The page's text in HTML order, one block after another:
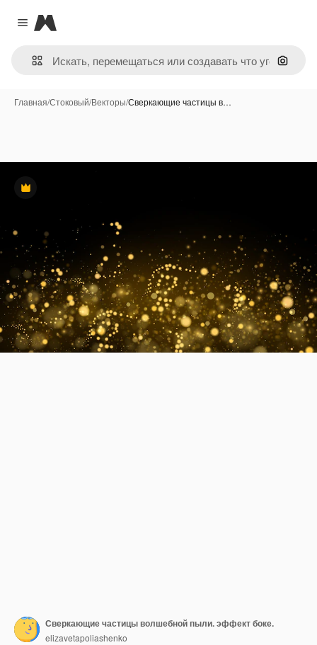
Close menu
Magnific
Поиск
Главная/Стоковый/Векторы/Сверкающие частицы в…
Премиум
Сверкающие частицы волшебной пыли. эффект боке.
elizavetapoliashenko